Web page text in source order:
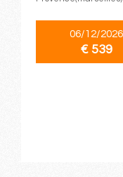
06/12/2026
€ 539